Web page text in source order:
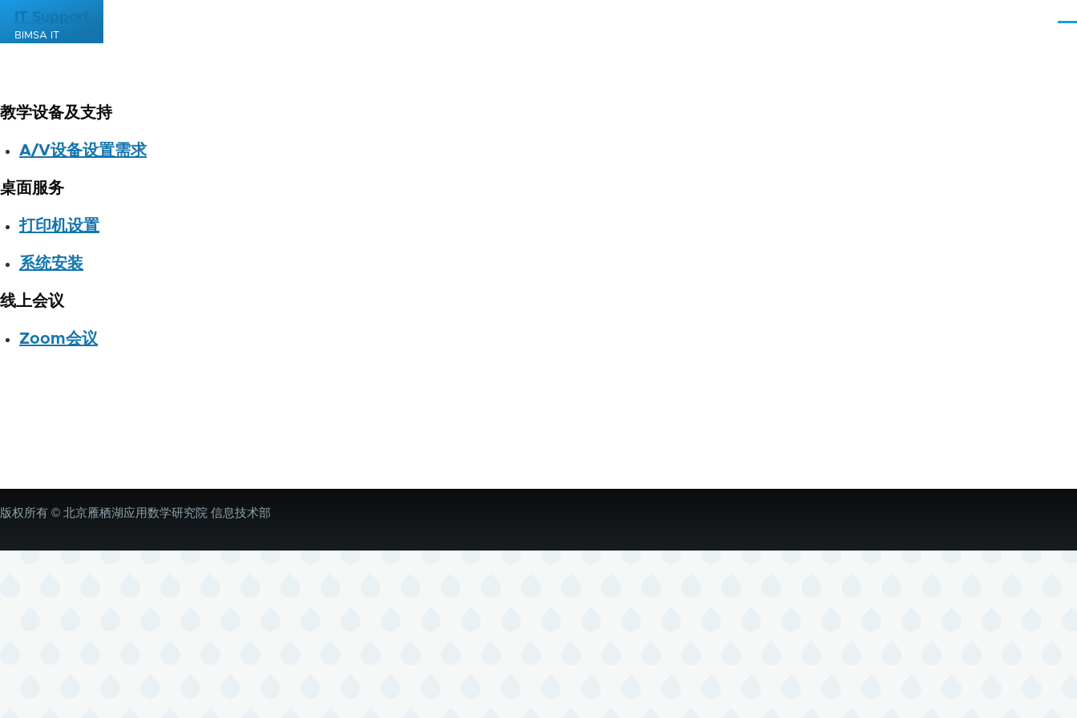
跳转到主要内容
IT Support
BIMSA IT
教学设备及支持
A/V设备设置需求
桌面服务
打印机设置
系统安装
线上会议
Zoom会议
版权所有 © 北京雁栖湖应用数学研究院 信息技术部